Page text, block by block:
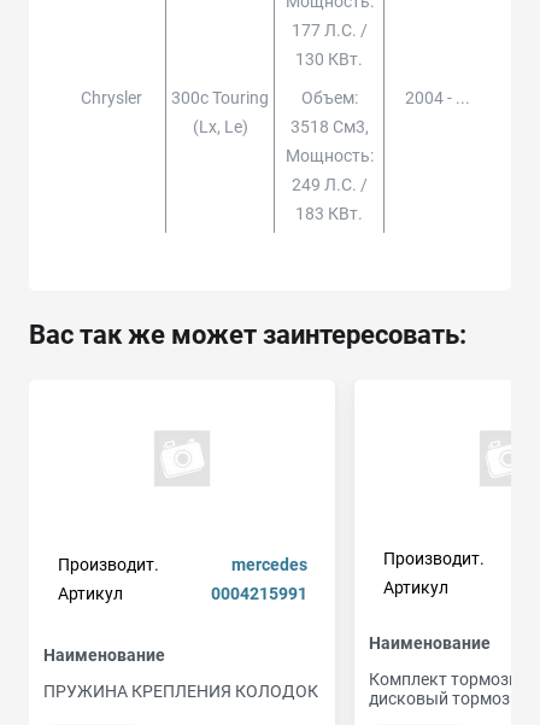
177 Л.с. /
130 КВт.
Chrysler
300c Touring
(lx, Le)
Объем:
3518 См3,
Мощность:
249 Л.с. /
183 КВт.
2004 - ...
Вас так же может заинтересовать:
Производит.
mercedes
Артикул
0004215991
Наименование
ПРУЖИНА КРЕПЛЕНИЯ КОЛОДОК
Производит.
Артикул
Наименование
Комплект
дисковый тормоз